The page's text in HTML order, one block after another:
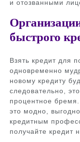
и отозванными
быстрого
Взять кредит для
одновременно
новому кредиту
следовательно,
процентное
это модно,
кредитным
получайте кредит